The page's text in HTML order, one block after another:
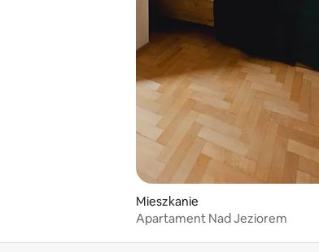
Mieszkanie
Apartament Nad Jeziorem